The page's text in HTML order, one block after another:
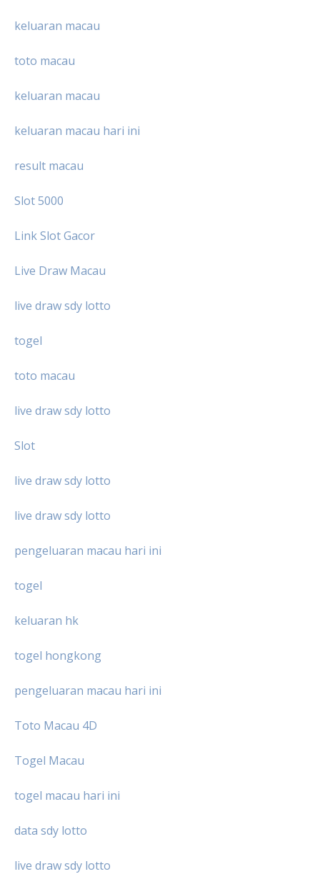
keluaran macau
toto macau
keluaran macau
keluaran macau hari ini
result macau
Slot 5000
Link Slot Gacor
Live Draw Macau
live draw sdy lotto
togel
toto macau
live draw sdy lotto
Slot
live draw sdy lotto
live draw sdy lotto
pengeluaran macau hari ini
togel
keluaran hk
togel hongkong
pengeluaran macau hari ini
Toto Macau 4D
Togel Macau
togel macau hari ini
data sdy lotto
live draw sdy lotto